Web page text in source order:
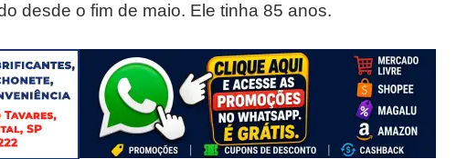
desde o fim de maio. Ele tinha 85 anos.